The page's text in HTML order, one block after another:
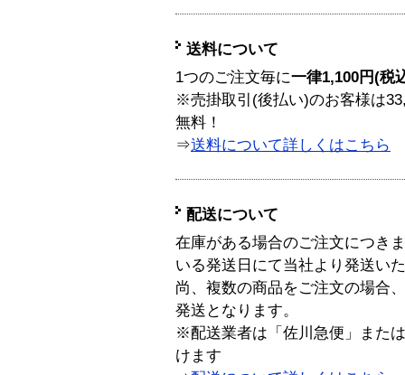
送料について
1つのご注文毎に一律1,100円(税
※売掛取引(後払い)のお客様は
無料！
⇒送料について詳しくはこちら
配送について
在庫がある場合のご注文につき
いる発送日にて当社より発送い
尚、複数の商品をご注文の場合
発送となります。
※配送業者は「佐川急便」また
けます